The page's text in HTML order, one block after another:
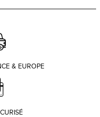
& EUROPE